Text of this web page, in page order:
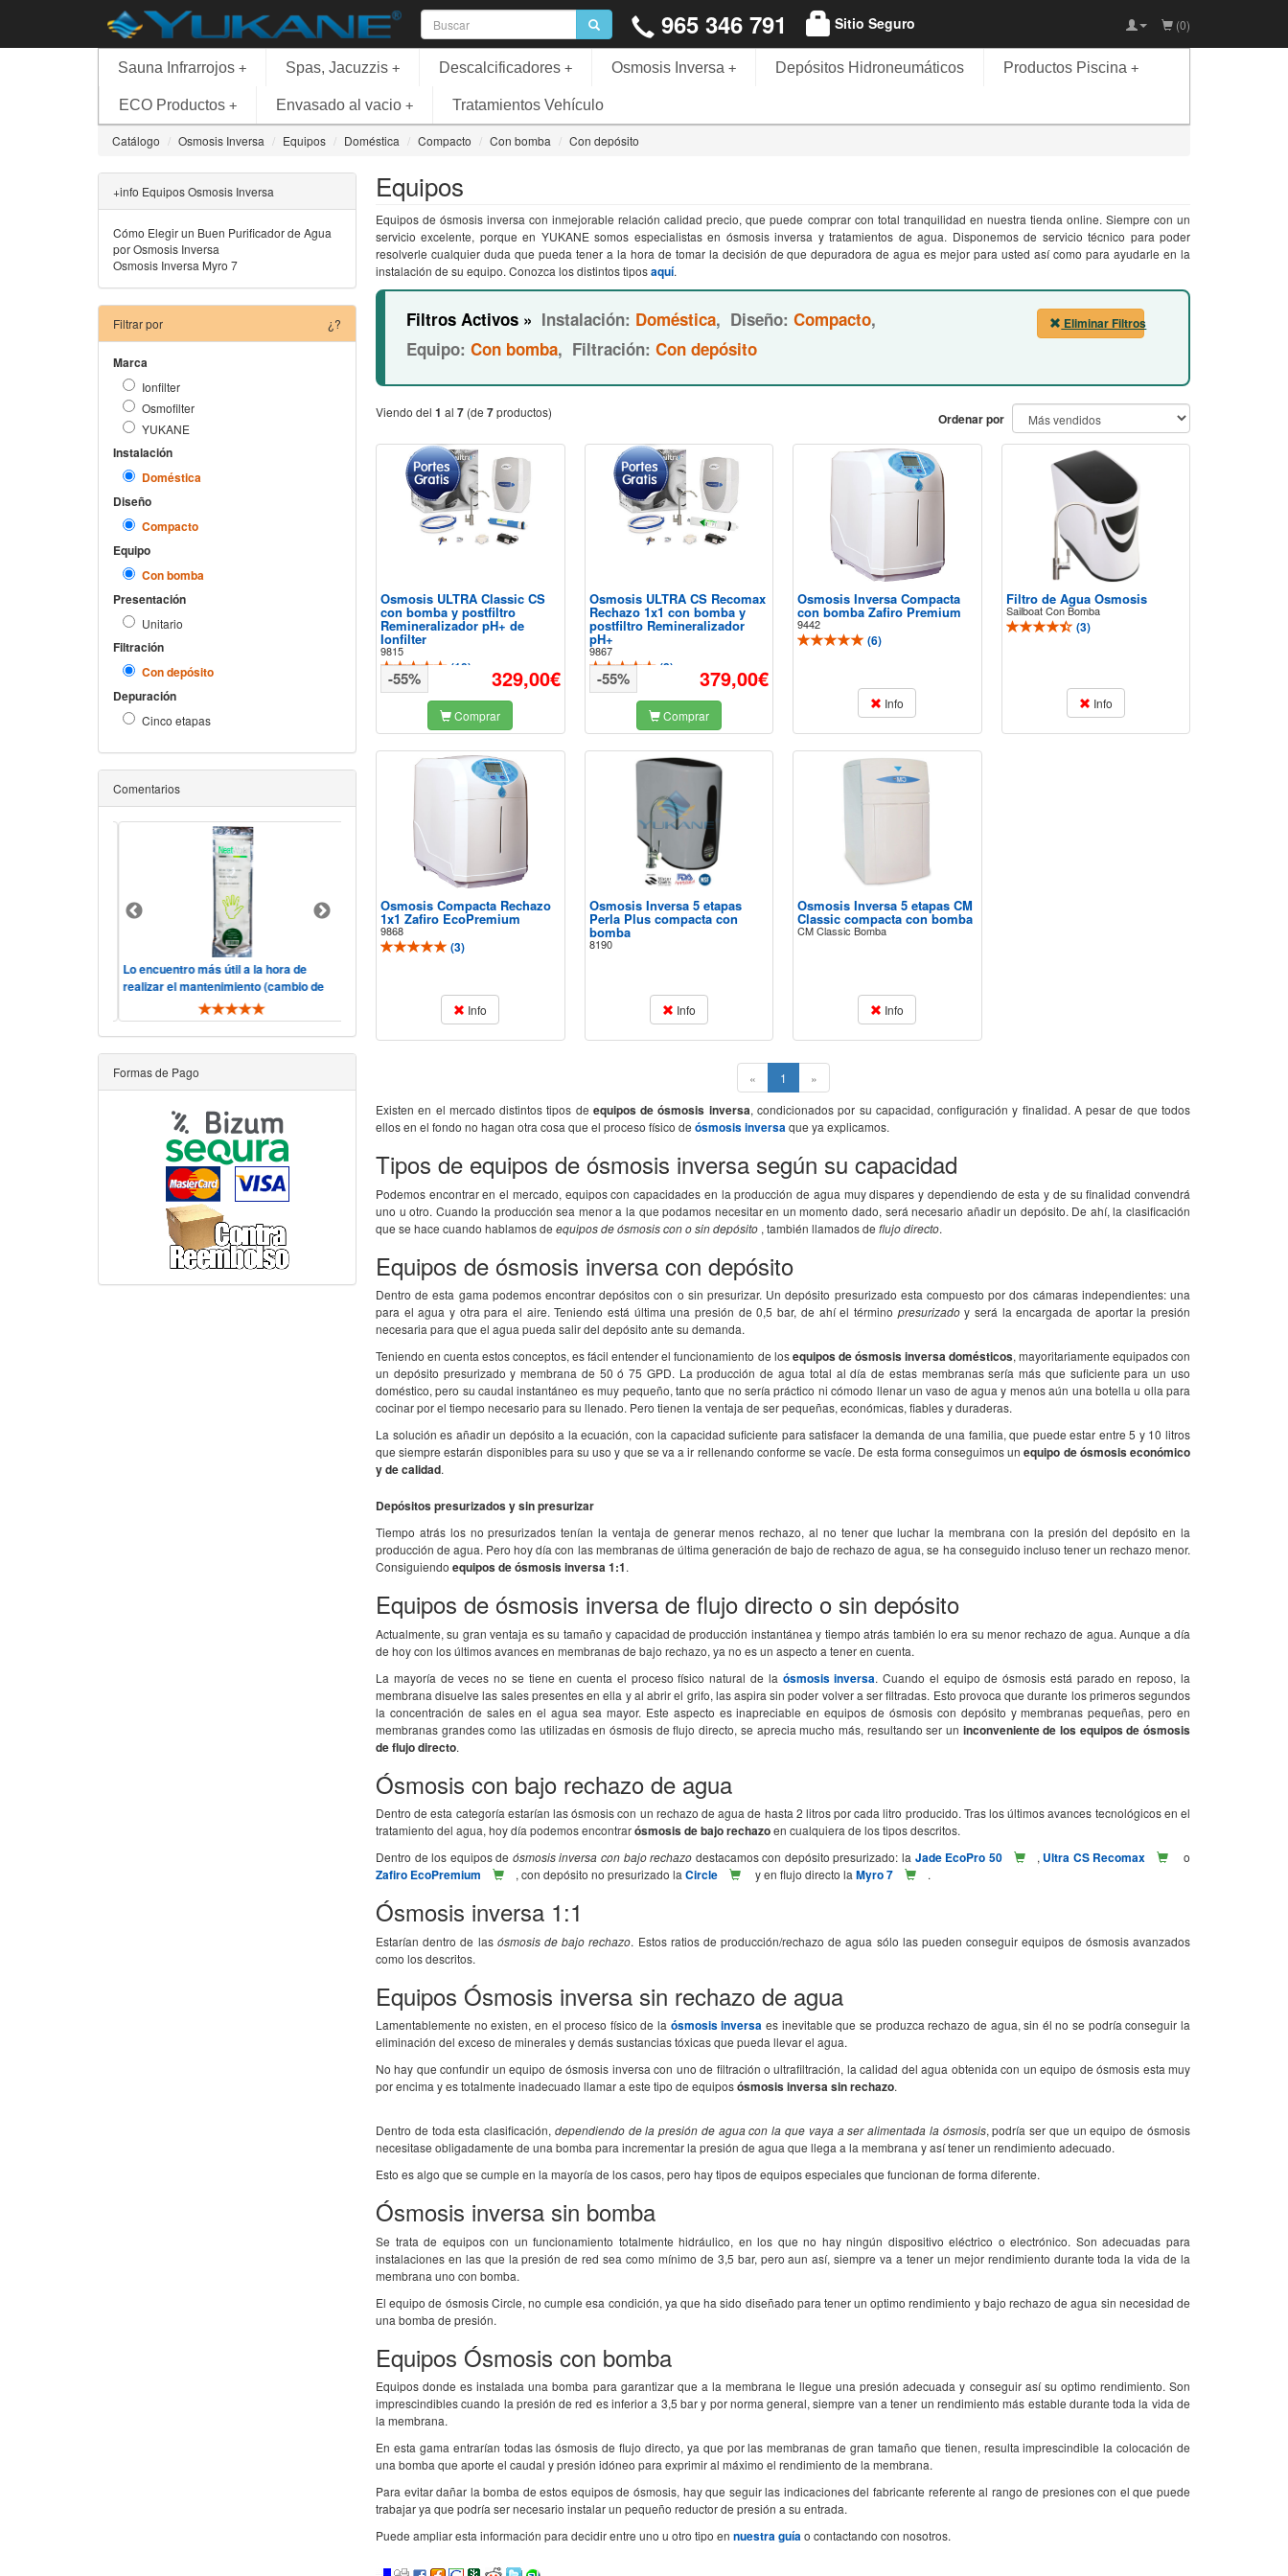
965 346 791 Sitio Seguro (0)
+
Sauna Infrarrojos +
Spas, Jacuzzis +
Descalcificadores +
Osmosis Inversa Depósitos Hidroneumáticos +
Productos Piscina
+
ECO Productos +
Envasado al vacio Tratamientos Vehículo
Catálogo Osmosis Inversa Equipos Doméstica Compacto Con bomba Con depósito
Equipos
Equipos de ósmosis inversa con inmejorable relación calidad precio, que puede comprar con total tranquilidad en nuestra tienda online. Siempre con un
servicio excelente, porque en YUKANE somos especialistas en ósmosis inversa y tratamientos de agua. Disponemos de servicio técnico para poder
resolverle cualquier duda que pueda tener a la hora de tomar la decisión de que depuradora de agua es mejor para usted así como para ayudarle en la
instalación de su equipo. Conozca los distintos tiposaquí.
Filtros Activos » Instalación: Doméstica, Diseño: Compacto,
Equipo: Con bomba, Filtración: Con depósito
Eliminar Filtros
Viendo del 1 al 7 (de 7productos) Ordenar por
Osmosis ULTRA Classic CS
con bomba y postfiltro
Remineralizador pH+ de
Ionfilter
9815
(10) 329,00€
-55%
Comprar
Osmosis ULTRA CS Recomax
Rechazo 1x1 con bomba y
postfiltro Remineralizador
pH+
9867
(8) 379,00€
-55%
Comprar
Osmosis Inversa Compacta
con bomba Zafiro Premium
9442
(6)
Info
Filtro de Agua Osmosis
Sailboat Con Bomba
(3)
Info
Osmosis Compacta Rechazo
1x1 Zafiro EcoPremium
9868
(3)
Info
Osmosis Inversa 5 etapas
Perla Plus compacta con
bomba
8190
Info
Osmosis Inversa 5 etapas CM
Classic compacta con bomba
CM Classic Bomba
Info
« 1 (current)
»
Existen en el mercado distintos tipos de equipos de ósmosis inversa, condicionados por su capacidad, configuración y finalidad. A pesar de que todos
ellos en el fondo no hagan otra cosa que el proceso físico de ósmosis inversaque ya explicamos.
Tipos de equipos de ósmosis inversa según su capacidad
Podemos encontrar en el mercado, equipos con capacidades en la producción de agua muy dispares y dependiendo de esta y de su finalidad convendrá
uno u otro. Cuando la producción sea menor a la que podamos necesitar en un momento dado, será necesario añadir un depósito. De ahí, la clasificación
que se hace cuando hablamos de equipos de ósmosis con o sin depósito , también llamados de flujo directo.
Equipos de ósmosis inversa con depósito
Dentro de esta gama podemos encontrar depósitos con o sin presurizar. Un depósito presurizado esta compuesto por dos cámaras independientes: una
para el agua y otra para el aire. Teniendo está última una presión de 0,5 bar, de ahí el término presurizadoy será la encargada de aportar la presión
necesaria para que el agua pueda salir del depósito ante su demanda.
Teniendo en cuenta estos conceptos, es fácil entender el funcionamiento de losequipos de ósmosis inversa domésticos, mayoritariamente equipados con
un depósito presurizado y membrana de 50 ó 75 GPD. La producción de agua total al día de estas membranas sería más que suficiente para un uso
doméstico, pero su caudal instantáneo es muy pequeño, tanto que no sería práctico ni cómodo llenar un vaso de agua y menos aún una botella u olla para
cocinar por el tiempo necesario para su llenado. Pero tienen la ventaja de ser pequeñas, económicas, fiables y duraderas.
La solución es añadir un depósito a la ecuación, con la capacidad suficiente para satisfacer la demanda de una familia, que puede estar entre 5 y 10 litros
que siempre estarán disponibles para su uso y que se va a ir rellenando conforme se vacíe. De esta forma conseguimos unequipo de ósmosis económico
y de calidad.
Depósitos presurizados y sin presurizar
Tiempo atrás los no presurizados tenían la ventaja de generar menos rechazo, al no tener que luchar la membrana con la presión del depósito en la
producción de agua. Pero hoy día con las membranas de última generación de bajo de rechazo de agua, se ha conseguido incluso tener un rechazo menor.
Consiguiendo equipos de ósmosis inversa 1:1.
Equipos de ósmosis inversa de flujo directo o sin depósito
Actualmente, su gran ventaja es su tamaño y capacidad de producción instantánea y tiempo atrás también lo era su menor rechazo de agua. Aunque a día
de hoy con los últimos avances en membranas de bajo rechazo, ya no es un aspecto a tener en cuenta.
La mayoría de veces no se tiene en cuenta el proceso físico natural de la ósmosis inversa. Cuando el equipo de ósmosis está parado en reposo, la
membrana disuelve las sales presentes en ella y al abrir el grifo, las aspira sin poder volver a ser filtradas. Esto provoca que durante los primeros segundos
la concentración de sales en el agua sea mayor. Este aspecto es inapreciable en equipos de ósmosis con depósito y membranas pequeñas, pero en
membranas grandes como las utilizadas en ósmosis de flujo directo, se aprecia mucho más, resultando ser un inconveniente de los equipos de ósmosis
de flujo directo.
Ósmosis con bajo rechazo de agua
Dentro de esta categoría estarían las ósmosis con un rechazo de agua de hasta 2 litros por cada litro producido. Tras los últimos avances tecnológicos en el
tratamiento del agua, hoy día podemos encontrarósmosis de bajo rechazoen cualquiera de los tipos descritos.
Dentro de los equipos de ósmosis inversa con bajo rechazo destacamos con depósito presurizado: la Jade EcoPro 50 , Ultra CS Recomax o
Zafiro EcoPremium , con depósito no presurizado la Circle y en flujo directo la Myro 7 .
Ósmosis inversa 1:1
Estarían dentro de las ósmosis de bajo rechazo. Estos ratios de producción/rechazo de agua sólo las pueden conseguir equipos de ósmosis avanzados
como los descritos.
Equipos Ósmosis inversa sin rechazo de agua
Lamentablemente no existen, en el proceso físico de la ósmosis inversa es inevitable que se produzca rechazo de agua, sin él no se podría conseguir la
eliminación del exceso de minerales y demás sustancias tóxicas que pueda llevar el agua.
No hay que confundir un equipo de ósmosis inversa con uno de filtración o ultrafiltración, la calidad del agua obtenida con un equipo de ósmosis esta muy
por encima y es totalmente inadecuado llamar a este tipo de equiposósmosis inversa sin rechazo.
Dentro de toda esta clasificación, dependiendo de la presión de agua con la que vaya a ser alimentada la ósmosis, podría ser que un equipo de ósmosis
necesitase obligadamente de una bomba para incrementar la presión de agua que llega a la membrana y así tener un rendimiento adecuado.
Esto es algo que se cumple en la mayoría de los casos, pero hay tipos de equipos especiales que funcionan de forma diferente.
Ósmosis inversa sin bomba
Se trata de equipos con un funcionamiento totalmente hidráulico, en los que no hay ningún dispositivo eléctrico o electrónico. Son adecuadas para
instalaciones en las que la presión de red sea como mínimo de 3,5 bar, pero aun así, siempre va a tener un mejor rendimiento durante toda la vida de la
membrana uno con bomba.
El equipo de ósmosis Circle, no cumple esa condición, ya que ha sido diseñado para tener un optimo rendimiento y bajo rechazo de agua sin necesidad de
una bomba de presión.
Equipos Ósmosis con bomba
Equipos donde es instalada una bomba para garantizar que a la membrana le llegue una presión adecuada y conseguir así su optimo rendimiento. Son
imprescindibles cuando la presión de red es inferior a 3,5 bar y por norma general, siempre van a tener un rendimiento más estable durante toda la vida de
la membrana.
En esta gama entrarían todas las ósmosis de flujo directo, ya que por las membranas de gran tamaño que tienen, resulta imprescindible la colocación de
una bomba que aporte el caudal y presión idóneo para exprimir al máximo el rendimiento de la membrana.
Para evitar dañar la bomba de estos equipos de ósmosis, hay que seguir las indicaciones del fabricante referente al rango de presiones con el que puede
trabajar ya que podría ser necesario instalar un pequeño reductor de presión a su entrada.
Puede ampliar esta información para decidir entre uno u otro tipo en nuestra guíao contactando con nosotros.
+info Equipos Osmosis Inversa
Cómo Elegir un Buen Purificador de Agua
por Osmosis Inversa
Osmosis Inversa Myro 7
Filtrar por ¿?
Marca
Ionfilter
Osmofilter
YUKANE
Instalación
Doméstica
Diseño
Compacto
Equipo
Con bomba
Presentación
Unitario
Filtración
Con depósito
Depuración
Cinco etapas
Comentarios
Lo encuentro más útil a la hora de
realizar el mantenimiento (cambio de
filtros y membrana). De toda ..
telefónica ha sido útil con un tra ..
o hemos mandado a analizar a unos
laboratorios y consig ..
mismo por el triple d ..
Formas de Pago